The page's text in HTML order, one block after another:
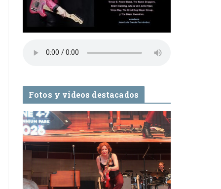
Fotos y videos destacados